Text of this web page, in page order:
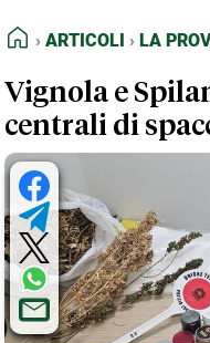
FEED RSS
NORMATIVE
TERMINI e
HOME
ARTICOLI LA
Vignola e
centrali di